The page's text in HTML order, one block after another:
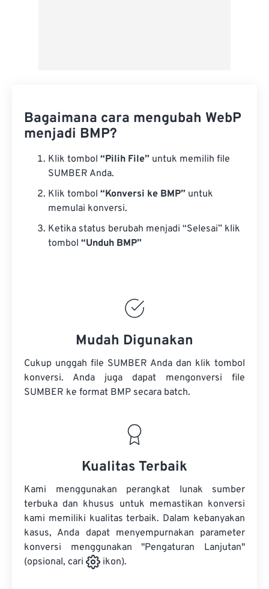
Bagaimana cara mengubah WebP
menjadi BMP?
Klik tombol “Pilih File” untuk memilih file
SUMBER Anda.
Klik tombol “Konversi ke BMP” untuk
memulai konversi.
Ketika status berubah menjadi “Selesai” klik
tombol “Unduh BMP”
Mudah Digunakan
Cukup unggah file SUMBER Anda dan klik tombol
konversi. Anda juga dapat mengonversi file
SUMBER ke format BMP secara batch.
Kualitas Terbaik
Kami menggunakan perangkat lunak sumber
terbuka dan khusus untuk memastikan konversi
kami memiliki kualitas terbaik. Dalam kebanyakan
kasus, Anda dapat menyempurnakan parameter
konversi menggunakan "Pengaturan Lanjutan"
(opsional, cari
ikon).